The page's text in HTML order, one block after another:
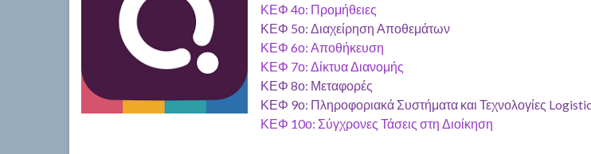
ΚΕΦ 4ο: Προμήθειες
ΚΕΦ 5ο: Διαχείρηση Αποθεμάτων
ΚΕΦ 6ο: Αποθήκευση
ΚΕΦ 7ο: Δίκτυα Διανομής
ΚΕΦ 8ο: Μεταφορές
ΚΕΦ 9ο: Πληροφοριακά Συστήματα και Τεχνολογίες
ΚΕΦ 10ο: Σύγχρονες Τάσεις στη Διοίκηση